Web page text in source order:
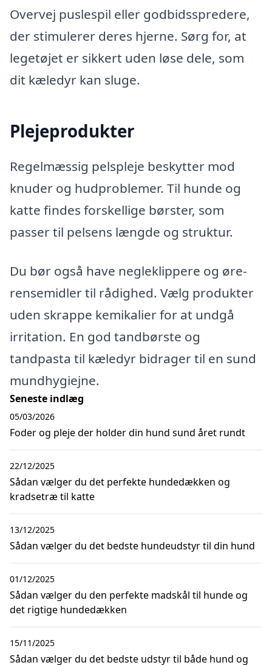
Overvej puslespil eller godbidsspredere,
der stimulerer deres hjerne. Sørg for, at
legetøjet er sikkert uden løse dele, som
dit kæledyr kan sluge.
Plejeprodukter
Regelmæssig pelspleje beskytter mod
knuder og hudproblemer. Til hunde og
katte findes forskellige børster, som
passer til pelsens længde og struktur.
Du bør også have negleklippere og øre-
rensemidler til rådighed. Vælg produkter
uden skrappe kemikalier for at undgå
irritation. En god tandbørste og
tandpasta til kæledyr bidrager til en sund
mundhygiejne.
Seneste indlæg
Foder og pleje der holder din hund sund året rundt
05/03/2026
Sådan vælger du det perfekte hundedækken og
kradsetræ til katte
22/12/2025
Sådan vælger du det bedste hundeudstyr til din hund
13/12/2025
Sådan vælger du den perfekte madskål til hunde og
det rigtige hundedækken
01/12/2025
Sådan vælger du det bedste udstyr til både hund og
15/11/2025